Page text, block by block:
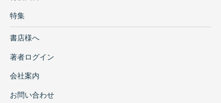
特集
書店様へ
著者ログイン
会社案内
お問い合わせ